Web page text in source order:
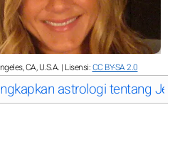
CA, U.S.A. | Lisensi:CC BY-SA 2.0
astrologi tentang